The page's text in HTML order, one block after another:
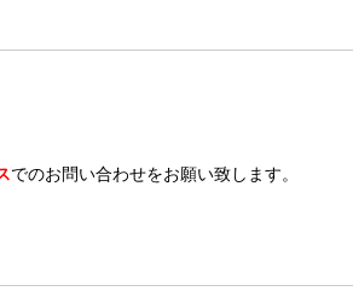
でのお問い合わせをお願い致します。